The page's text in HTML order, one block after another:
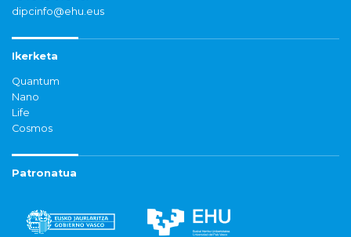
dipcinfo@ehu.eus
Ikerketa
Quantum
Nano
Life
Cosmos
Patronatua